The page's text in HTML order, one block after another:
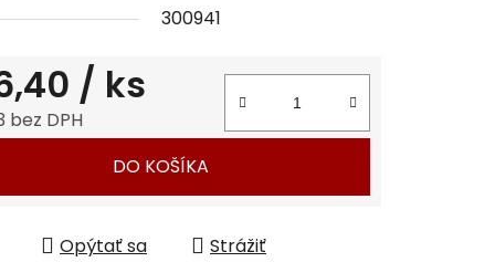
300941
/ ks
bez DPH
DO KOŠÍKA
Opýtať sa
Strážiť